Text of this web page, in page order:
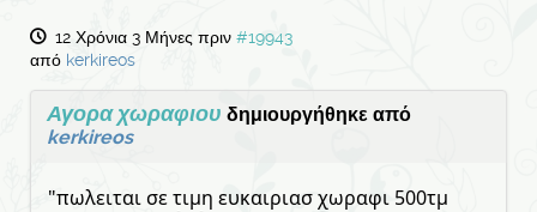
12 Χρόνια 3 Μήνες πριν #19943
από kerkireos
Αγορα χωραφιου δημιουργήθηκε από
kerkireos
"πωλειται σε τιμη ευκαιριασ χωραφι 500τμ